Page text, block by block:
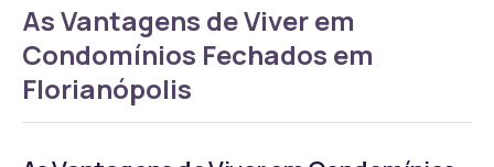
As Vantagens de Viver em
Condomínios Fechados em
Florianópolis